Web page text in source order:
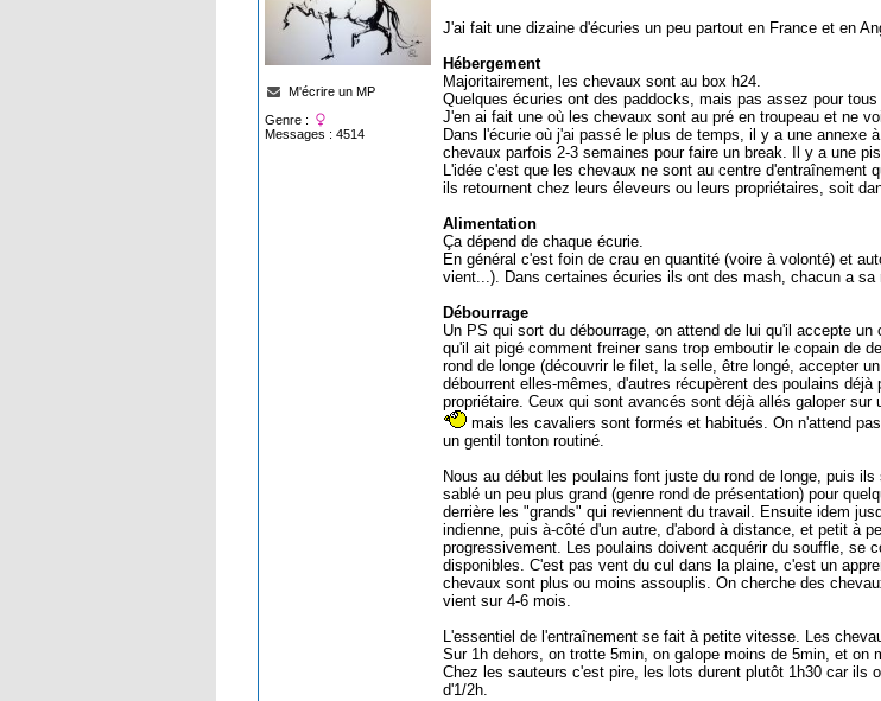
M'écrire un MP
Genre :
Messages : 4514
J'ai fait une dizaine d'écuries un peu partout en France et en
Hébergement
Majoritairement, les chevaux sont au box h24.
Quelques écuries ont des paddocks, mais pas assez pour
J'en ai fait une où les chevaux sont au pré en troupeau et ne
Dans l'écurie où j'ai passé le plus de temps, il y a une annexe
chevaux parfois 2-3 semaines pour faire un break. Il y a une
L'idée c'est que les chevaux ne sont au centre d'entraînement
ils retournent chez leurs éleveurs ou leurs propriétaires, soit
Alimentation
Ça dépend de chaque écurie.
En général c'est foin de crau en quantité (voire à volonté) et
vient...). Dans certaines écuries ils ont des mash, chacun a sa
Débourrage
Un PS qui sort du débourrage, on attend de lui qu'il accepte
qu'il ait pigé comment freiner sans trop emboutir le copain de
rond de longe (découvrir le filet, la selle, être longé, accepter
débourrent elles-mêmes, d'autres récupèrent des poulains
propriétaire. Ceux qui sont avancés sont déjà allés galoper
mais les cavaliers sont formés et habitués. On n'attend
un gentil tonton routiné.
Nous au début les poulains font juste du rond de longe, puis
sablé un peu plus grand (genre rond de présentation) pour
derrière les "grands" qui reviennent du travail. Ensuite idem
indienne, puis à-côté d'un autre, d'abord à distance, et petit à
progressivement. Les poulains doivent acquérir du souffle, se
disponibles. C'est pas vent du cul dans la plaine, c'est un
chevaux sont plus ou moins assouplis. On cherche des
vient sur 4-6 mois.
L'essentiel de l'entraînement se fait à petite vitesse. Les
Sur 1h dehors, on trotte 5min, on galope moins de 5min, et on
Chez les sauteurs c'est pire, les lots durent plutôt 1h30 car ils
d'1/2h.